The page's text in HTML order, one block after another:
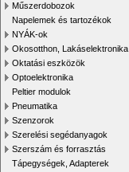
Műszerdobozok
Napelemek és tartozékok
NYÁK-ok
Okosotthon, Lakáselektronika
Oktatási eszközök
Optoelektronika
Peltier modulok
Pneumatika
Szenzorok
Szerelési segédanyagok
Szerszám és forrasztás
Tápegységek, Adapterek